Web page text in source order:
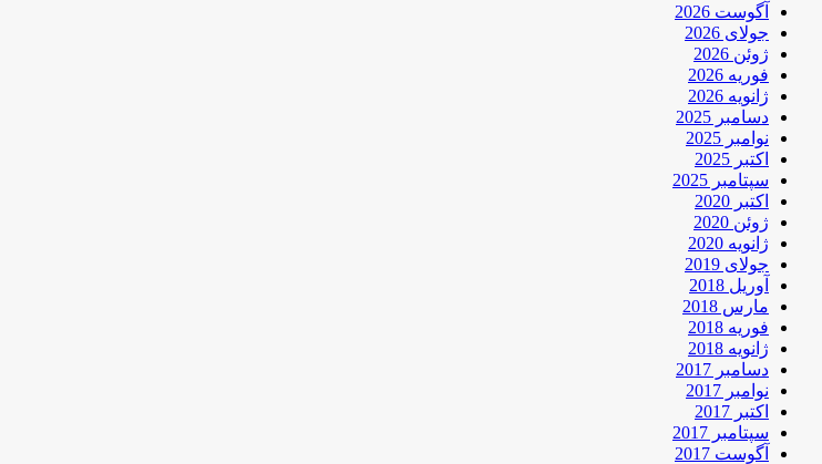
آگوست 2026
جولای 2026
ژوئن 2026
فوریه 2026
ژانویه 2026
دسامبر 2025
نوامبر 2025
اکتبر 2025
سپتامبر 2025
اکتبر 2020
ژوئن 2020
ژانویه 2020
جولای 2019
آوریل 2018
مارس 2018
فوریه 2018
ژانویه 2018
دسامبر 2017
نوامبر 2017
اکتبر 2017
سپتامبر 2017
آگوست 2017